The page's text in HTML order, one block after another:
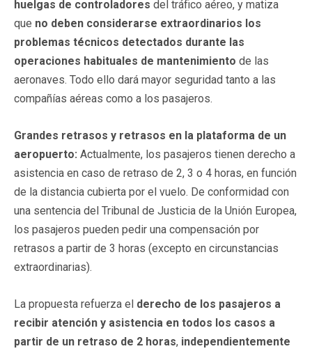
huelgas de controladores del tráfico aéreo, y matiza
que no deben considerarse extraordinarios los
problemas técnicos detectados durante las
operaciones habituales de mantenimiento de las
aeronaves. Todo ello dará mayor seguridad tanto a las
compañías aéreas como a los pasajeros.
Grandes retrasos y retrasos en la plataforma de un
aeropuerto: Actualmente, los pasajeros tienen derecho a
asistencia en caso de retraso de 2, 3 o 4 horas, en función
de la distancia cubierta por el vuelo. De conformidad con
una sentencia del Tribunal de Justicia de la Unión Europea,
los pasajeros pueden pedir una compensación por
retrasos a partir de 3 horas (excepto en circunstancias
extraordinarias).
La propuesta refuerza el derecho de los pasajeros a
recibir atención y asistencia en todos los casos a
partir de un retraso de 2 horas, independientemente